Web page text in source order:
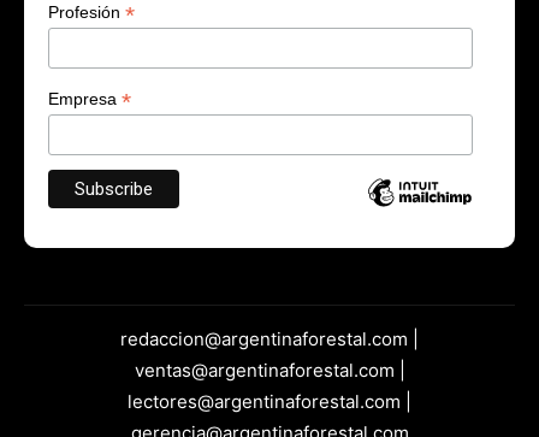
Profesión *
Empresa *
redaccion@argentinaforestal.com |
ventas@argentinaforestal.com |
lectores@argentinaforestal.com |